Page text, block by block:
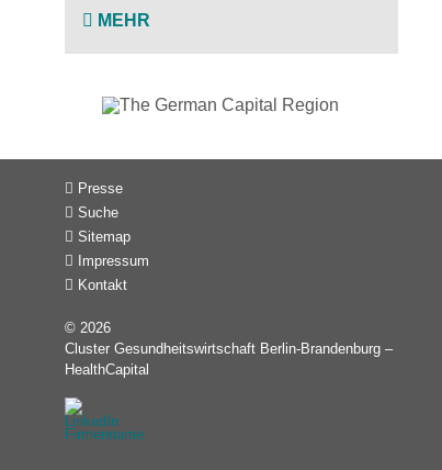
MEHR
Presse
Suche
Sitemap
Impressum
Kontakt
© 2026
Cluster Gesundheitswirtschaft Berlin-Brandenburg –
HealthCapital